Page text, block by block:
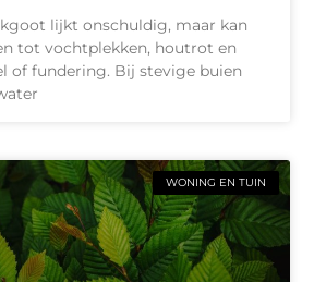
lijkt onschuldig, maar kan
tot vochtplekken, houtrot en
of fundering. Bij stevige buien
WONING EN TUIN